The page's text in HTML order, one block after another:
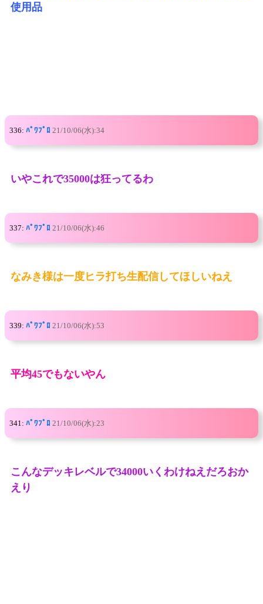
使用品
336: ﾊﾟﾜﾌﾟﾛ 21/10/06(水):34
いやこれで35000は狂ってるわ
337: ﾊﾟﾜﾌﾟﾛ 21/10/06(水):46
なみき様は一度ヒラ打ち生配信してほしいねえ
339: ﾊﾟﾜﾌﾟﾛ 21/10/06(水):53
平均45でもないやん
341: ﾊﾟﾜﾌﾟﾛ 21/10/06(水):23
こんなデッキレベルで34000いくわけねえだろおか
えり